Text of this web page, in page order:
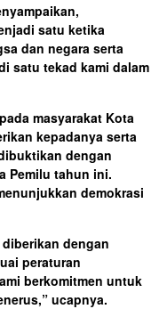
satu ketika
dan negara serta
satu tekad kami dalam
masyarakat Kota
kepadanya serta
dengan
Pemilu tahun ini.
demokrasi
dengan
peraturan
berkomitmen untuk
ucapnya.